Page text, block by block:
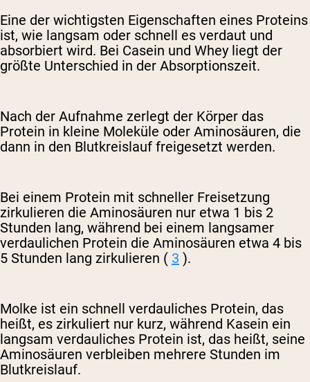
Eine der wichtigsten Eigenschaften eines Proteins
ist, wie langsam oder schnell es verdaut und
absorbiert wird. Bei Casein und Whey liegt der
größte Unterschied in der Absorptionszeit.
Nach der Aufnahme zerlegt der Körper das
Protein in kleine Moleküle oder Aminosäuren, die
dann in den Blutkreislauf freigesetzt werden.
Bei einem Protein mit schneller Freisetzung
zirkulieren die Aminosäuren nur etwa 1 bis 2
Stunden lang, während bei einem langsamer
verdaulichen Protein die Aminosäuren etwa 4 bis
5 Stunden lang zirkulieren ( 3 ).
Molke ist ein schnell verdauliches Protein, das
heißt, es zirkuliert nur kurz, während Kasein ein
langsam verdauliches Protein ist, das heißt, seine
Aminosäuren verbleiben mehrere Stunden im
Blutkreislauf.